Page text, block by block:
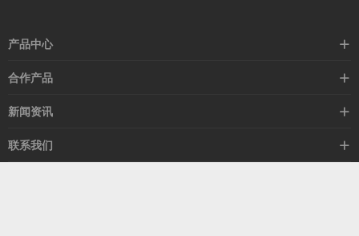
产品中心
高速线缆
以太网交换机
合作产品
希捷硬盘
新闻资讯
行业动态
技术视角
联系我们